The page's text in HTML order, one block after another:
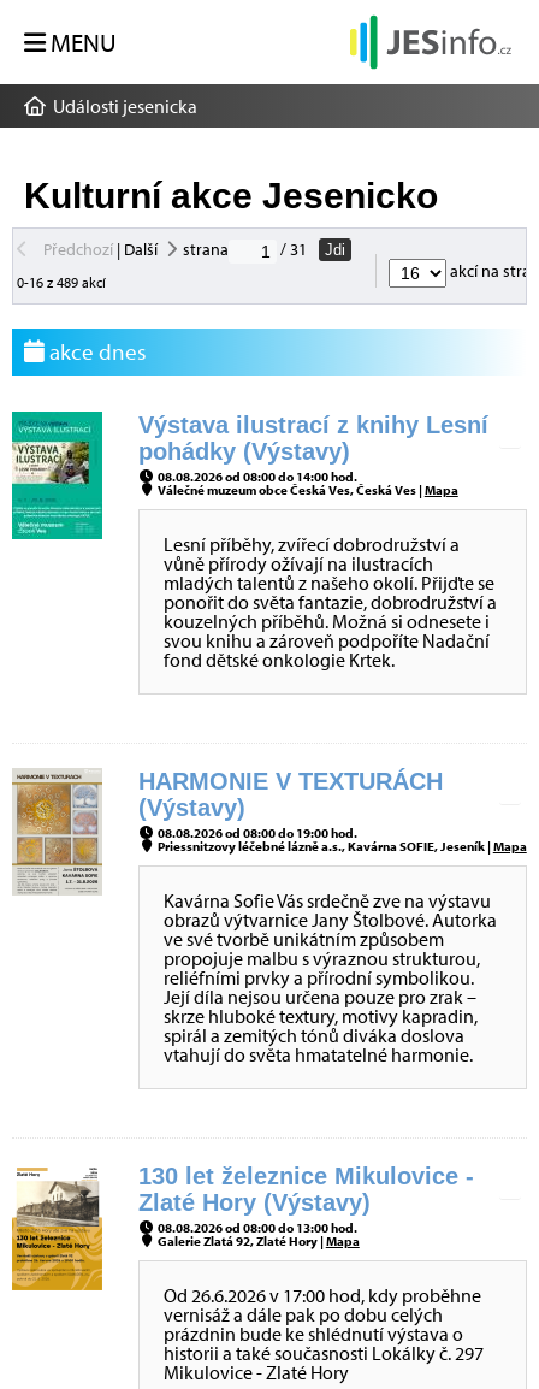
MENU
Události jesenicka
Kulturní akce Jesenicko
Předchozí| Další strana / 31
Jdi
0-16 z 489 akcí
akcí na
akce dnes
Výstava ilustrací z knihy Lesní
pohádky (Výstavy)
08.08.2026 od 08:00 do 14:00 hod.
Válečné muzeum obce Česká Ves, Česká Ves |Mapa
Lesní příběhy, zvířecí dobrodružství a
vůně přírody ožívají na ilustracích
mladých talentů z našeho okolí. Přijďte se
ponořit do světa fantazie, dobrodružství a
kouzelných příběhů. Možná si odnesete i
svou knihu a zároveň podpoříte Nadační
fond dětské onkologie Krtek.
HARMONIE V TEXTURÁCH
(Výstavy)
08.08.2026 od 08:00 do 19:00 hod.
Priessnitzovy léčebné lázně a.s., Kavárna SOFIE, Jeseník |Mapa
Kavárna Sofie Vás srdečně zve na výstavu
obrazů výtvarnice Jany Štolbové. Autorka
ve své tvorbě unikátním způsobem
propojuje malbu s výraznou strukturou,
reliéfními prvky a přírodní symbolikou.
Její díla nejsou určena pouze pro zrak –
skrze hluboké textury, motivy kapradin,
spirál a zemitých tónů diváka doslova
vtahují do světa hmatatelné harmonie.
130 let železnice Mikulovice -
Zlaté Hory (Výstavy)
08.08.2026 od 08:00 do 13:00 hod.
Galerie Zlatá 92, Zlaté Hory |Mapa
Od 26.6.2026 v 17:00 hod, kdy proběhne
vernisáž a dále pak po dobu celých
prázdnin bude ke shlédnutí výstava o
historii a také současnosti Lokálky č. 297
Mikulovice - Zlaté Hory